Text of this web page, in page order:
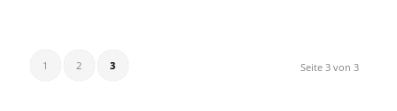
Seite 3 von 3
1 2 3